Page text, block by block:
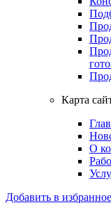
Карта
О
Добавить в избранное